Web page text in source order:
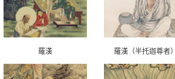
羅漢 羅漢（半托迦尊者）